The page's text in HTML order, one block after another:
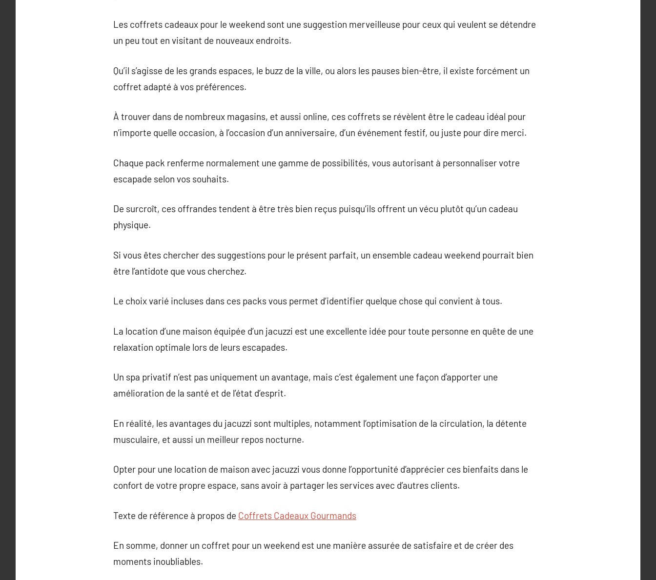
Les coffrets cadeaux pour le weekend sont une suggestion merveilleuse pour ceux qui veulent se détendre
un peu tout en visitant de nouveaux endroits.
Qu’il s’agisse de les grands espaces, le buzz de la ville, ou alors les pauses bien-être, il existe forcément un
coffret adapté à vos préférences.
À trouver dans de nombreux magasins, et aussi online, ces coffrets se révèlent être le cadeau idéal pour
n’importe quelle occasion, à l’occasion d’un anniversaire, d’un événement festif, ou juste pour dire merci.
Chaque pack renferme normalement une gamme de possibilités, vous autorisant à personnaliser votre
escapade selon vos souhaits.
De surcroît, ces offrandes tendent à être très bien reçus puisqu’ils offrent un vécu plutôt qu’un cadeau
physique.
Si vous êtes chercher des suggestions pour le présent parfait, un ensemble cadeau weekend pourrait bien
être l’antidote que vous cherchez.
Le choix varié incluses dans ces packs vous permet d’identifier quelque chose qui convient à tous.
La location d’une maison équipée d’un jacuzzi est une excellente idée pour toute personne en quête de une
relaxation optimale lors de leurs escapades.
Un spa privatif n’est pas uniquement un avantage, mais c’est également une façon d’apporter une
amélioration de la santé et de l’état d’esprit.
En réalité, les avantages du jacuzzi sont multiples, notamment l’optimisation de la circulation, la détente
musculaire, et aussi un meilleur repos nocturne.
Opter pour une location de maison avec jacuzzi vous donne l’opportunité d’apprécier ces bienfaits dans le
confort de votre propre espace, sans avoir à partager les services avec d’autres clients.
Texte de référence à propos de Coffrets Cadeaux Gourmands
En somme, donner un coffret pour un weekend est une manière assurée de satisfaire et de créer des
moments inoubliables.